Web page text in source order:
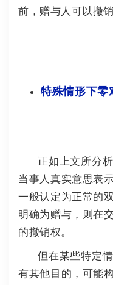
前，赠与人可以撤销
特殊情形下零
正如上文所分
当事人真实意思表
一般认定为正常的
明确为赠与，则在
的撤销权。
但在某些特定
有其他目的，可能